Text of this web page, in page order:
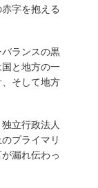
字を抱える
ランスの黒
と地方の一
そして地方
立行政法人
プライマリ
漏れ伝わっ